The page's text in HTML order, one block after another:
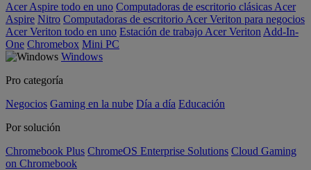
Acer Aspire todo en uno Computadoras de escritorio clásicas Acer
Aspire Nitro Computadoras de escritorio Acer Veriton para negocios
Acer Veriton todo en uno Estación de trabajo Acer Veriton Add-In-
One Chromebox Mini PC
Windows
Pro categoría
Negocios Gaming en la nube Día a día Educación
Por solución
Chromebook Plus ChromeOS Enterprise Solutions Cloud Gaming
on Chromebook